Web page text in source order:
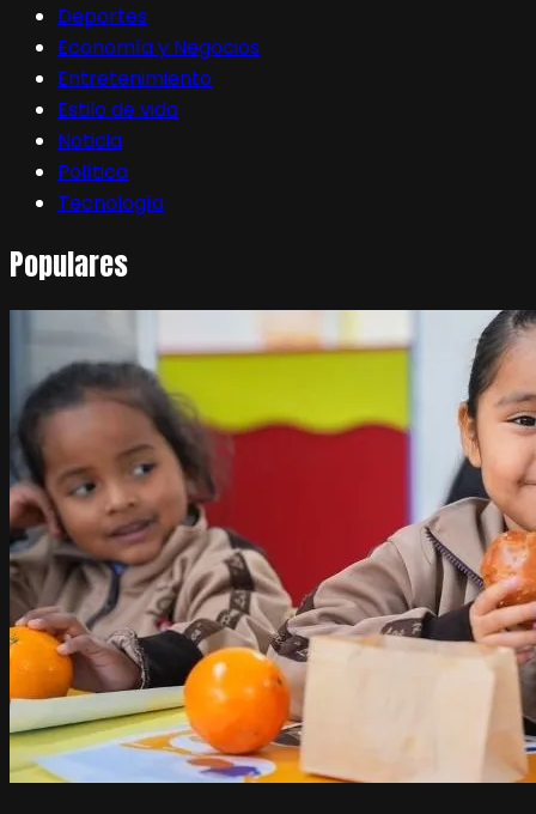
Deportes
Economía y Negocios
Entretenimiento
Estilo de vida
Noticia
Política
Tecnología
Populares